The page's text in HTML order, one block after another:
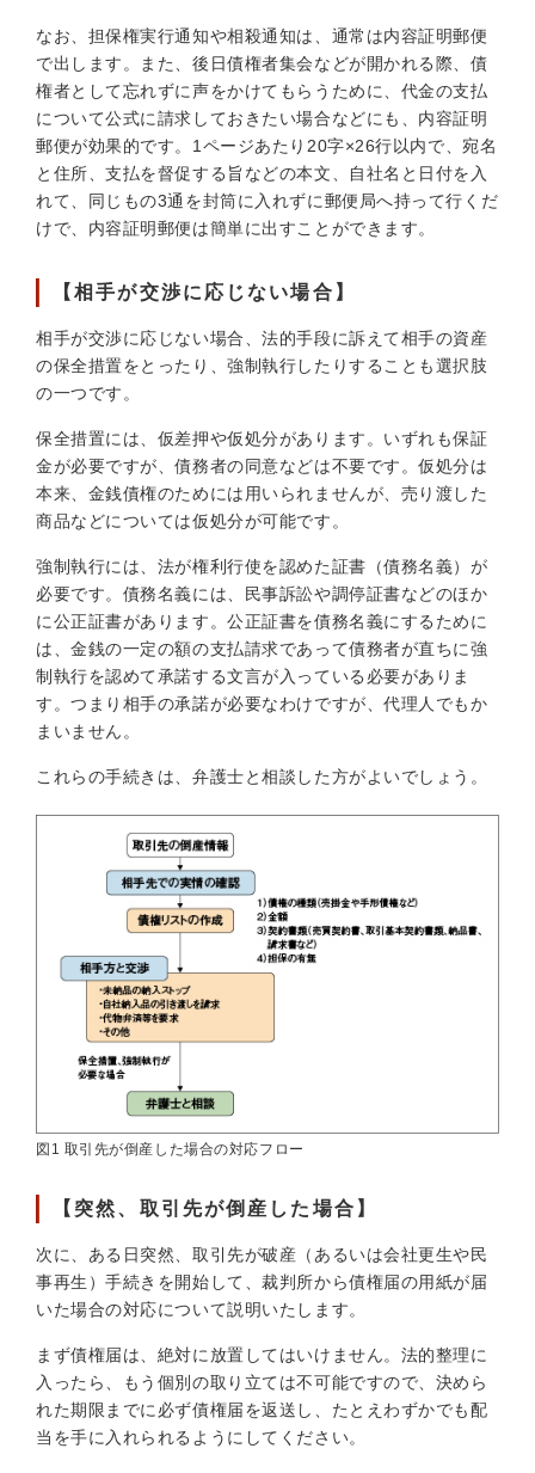
なお、担保権実行通知や相殺通知は、通常は内容証明郵便
で出します。また、後日債権者集会などが開かれる際、債
権者として忘れずに声をかけてもらうために、代金の支払
について公式に請求しておきたい場合などにも、内容証明
郵便が効果的です。1ページあたり20字×26行以内で、宛名
と住所、支払を督促する旨などの本文、自社名と日付を入
れて、同じもの3通を封筒に入れずに郵便局へ持って行くだ
けで、内容証明郵便は簡単に出すことができます。
【相手が交渉に応じない場合】
相手が交渉に応じない場合、法的手段に訴えて相手の資産
の保全措置をとったり、強制執行したりすることも選択肢
の一つです。
保全措置には、仮差押や仮処分があります。いずれも保証
金が必要ですが、債務者の同意などは不要です。仮処分は
本来、金銭債権のためには用いられませんが、売り渡した
商品などについては仮処分が可能です。
強制執行には、法が権利行使を認めた証書（債務名義）が
必要です。債務名義には、民事訴訟や調停証書などのほか
に公正証書があります。公正証書を債務名義にするために
は、金銭の一定の額の支払請求であって債務者が直ちに強
制執行を認めて承諾する文言が入っている必要がありま
す。つまり相手の承諾が必要なわけですが、代理人でもか
まいません。
これらの手続きは、弁護士と相談した方がよいでしょう。
図1 取引先が倒産した場合の対応フロー
【突然、取引先が倒産した場合】
次に、ある日突然、取引先が破産（あるいは会社更生や民
事再生）手続きを開始して、裁判所から債権届の用紙が届
いた場合の対応について説明いたします。
まず債権届は、絶対に放置してはいけません。法的整理に
入ったら、もう個別の取り立ては不可能ですので、決めら
れた期限までに必ず債権届を返送し、たとえわずかでも配
当を手に入れられるようにしてください。